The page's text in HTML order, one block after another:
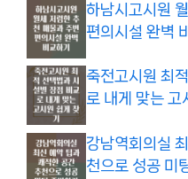
하남시고시원
편의시설 완벽
죽전고시원 최
로 내게 맞는 고
강남역회의실
천으로 성공 미